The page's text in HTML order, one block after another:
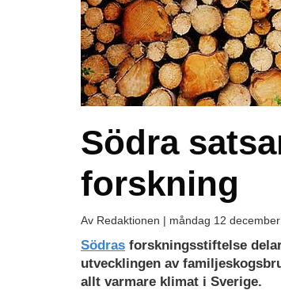
Södra
forskning
Av Redaktionen | måndag 12
Södras forskningsstiftelse
utvecklingen av
allt varmare klimat i Sverige.